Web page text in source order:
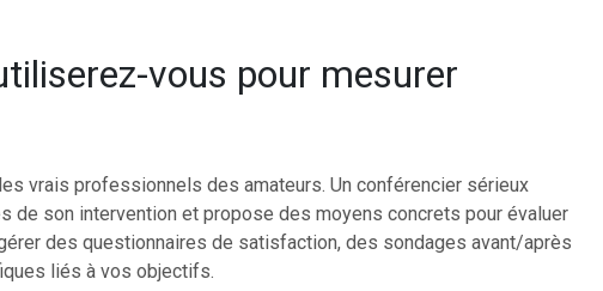
vous pour mesurer
vrais professionnels des amateurs. Un conférencier sérieux
de son intervention et propose des moyens concrets pour évaluer
des questionnaires de satisfaction, des sondages avant/après
liés à vos objectifs.